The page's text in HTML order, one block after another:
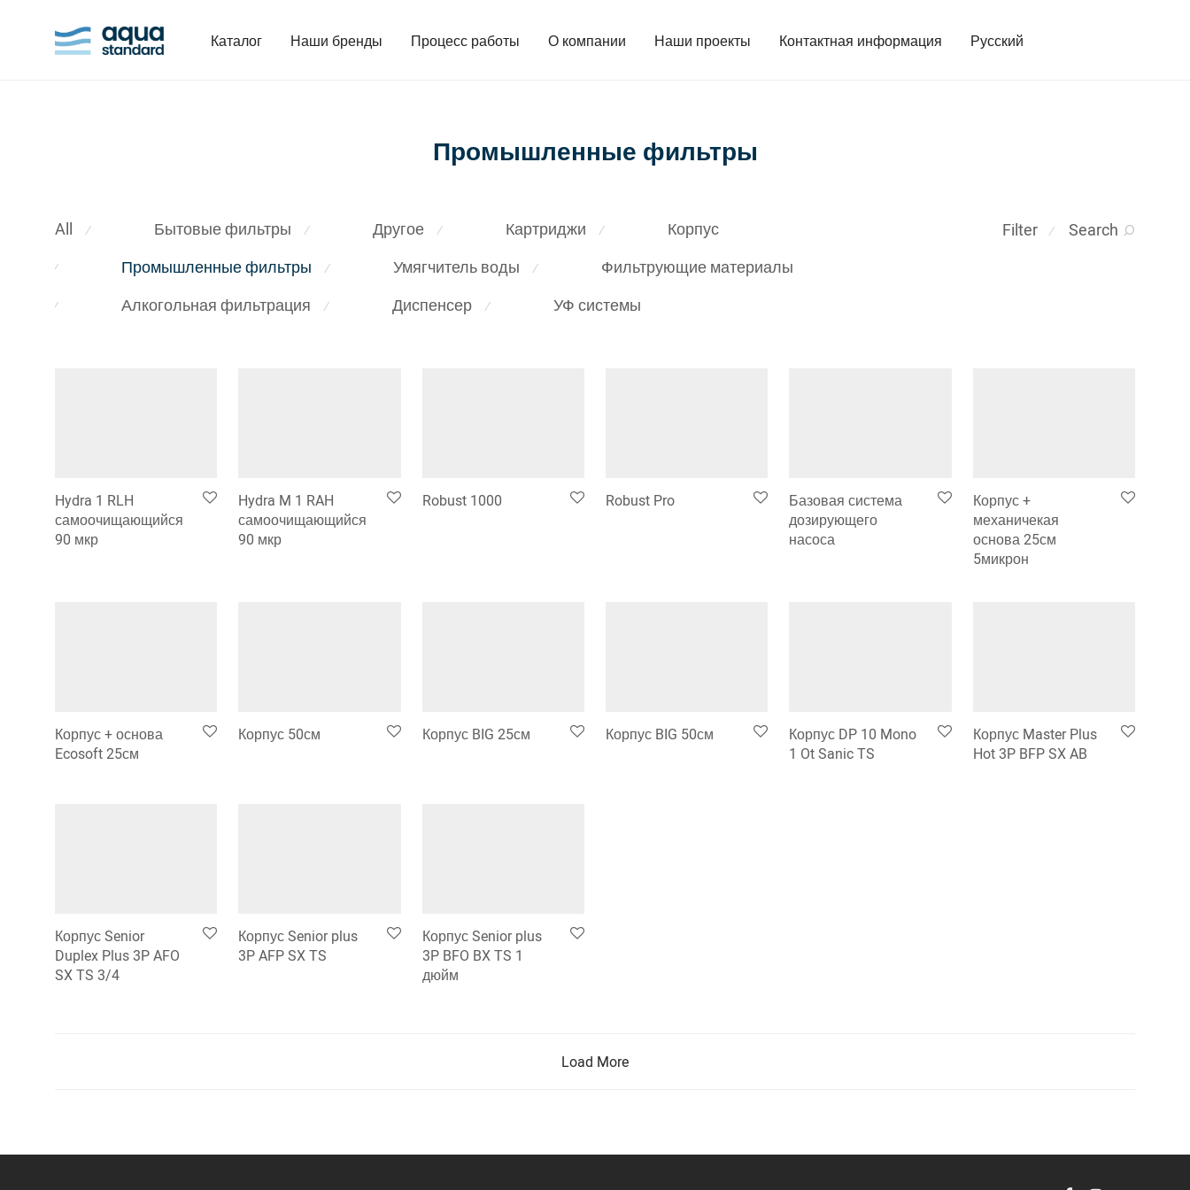
Каталог Наши бренды Процесс работы О компании Наши проекты Контактная информация Русский
Промышленные фильтры
Filter ⁄ Search
All ⁄ Бытовые фильтры ⁄ Другое ⁄ Картриджи ⁄ Корпус
⁄ Промышленные фильтры ⁄ Умягчитель воды ⁄ Фильтрующие материалы
⁄ Алкогольная фильтрация ⁄ Диспенсер ⁄ УФ системы
Hydra 1 RLH
самоочищающийся
90 мкр
Hydra M 1 RAH
самоочищающийся
90 мкр
Robust 1000 Robust Pro
Базовая система
дозирующего
насоса
Корпус +
механичекая
основа 25см
5микрон
Корпус + основа
Ecosoft 25см
Корпус 50см Корпус BIG 25см Корпус BIG 50см
Корпус DP 10 Mono
1 Ot Sanic TS
Корпус Master Plus
Hot 3P BFP SX AB
Корпус Senior
Duplex Plus 3P AFO
SX TS 3/4
Корпус Senior plus
3P AFP SX TS
Корпус Senior plus
3P BFO BX TS 1
дюйм
Load More